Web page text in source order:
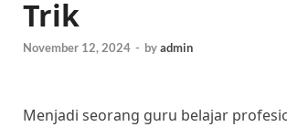
Trik
November 12, 2024 - byadmin
Menjadi seorang guru belajar